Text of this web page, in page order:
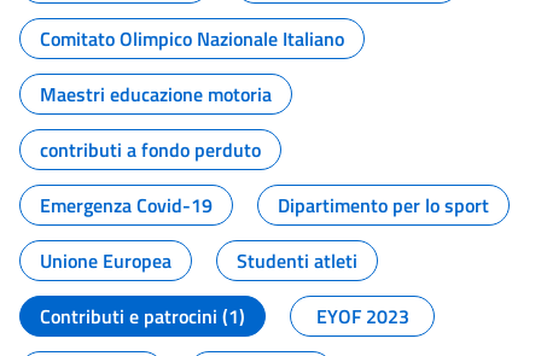
Comitato Olimpico Nazionale Italiano
Maestri educazione motoria
contributi a fondo perduto
Emergenza Covid-19
Dipartimento per lo sport
Unione Europea
Studenti atleti
Contributi e patrocini (1)
EYOF 2023